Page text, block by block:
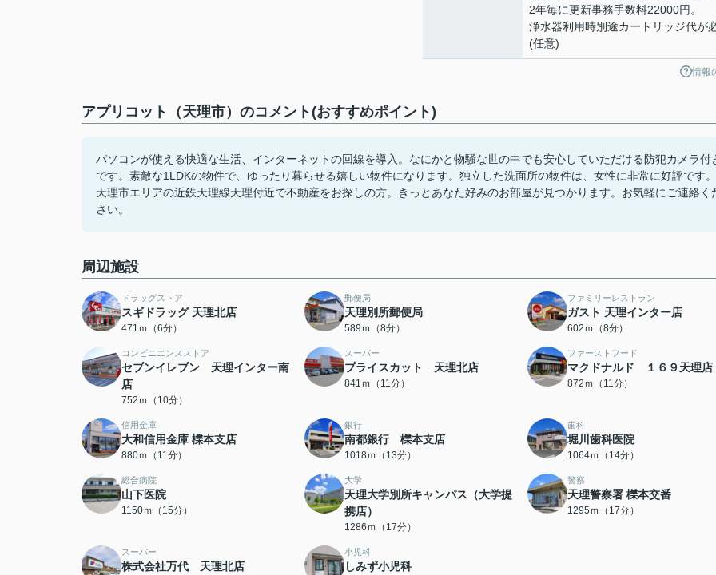
2年毎に更新事務手数料22000円。
浄水器利用時別途カートリッジ代が
(任意)
情報
アプリコット（天理市）のコメント(おすすめポイント)
パソコンが使える快適な生活、インターネットの回線を導入。なにかと物騒な世の中でも安心していただける防犯カメラ付
です。素敵な1LDKの物件で、ゆったり暮らせる嬉しい物件になります。独立した洗面所の物件は、女性に非常に好評です。
天理市エリアの近鉄天理線天理付近で不動産をお探しの方。きっとあなた好みのお部屋が見つかります。お気軽にご連絡く
さい。
周辺施設
ドラッグストア
スギドラッグ 天理北店
471ｍ（6分）
郵便局
天理別所郵便局
589ｍ（8分）
ファミリーレストラン
ガスト 天理インター店
602ｍ（8分）
コンビニエンスストア
セブンイレブン 天理インター南
店
752ｍ（10分）
スーパー
プライスカット 天理北店
841ｍ（11分）
ファーストフード
マクドナルド １６９天理店
872ｍ（11分）
信用金庫
大和信用金庫 櫟本支店
880ｍ（11分）
銀行
南都銀行 櫟本支店
1018ｍ（13分）
歯科
堀川歯科医院
1064ｍ（14分）
総合病院
山下医院
1150ｍ（15分）
大学
天理大学別所キャンパス（大学提
携店）
1286ｍ（17分）
警察
天理警察署 櫟本交番
1295ｍ（17分）
スーパー
株式会社万代 天理北店
小児科
しみず小児科